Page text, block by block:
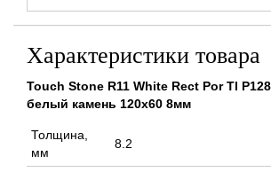
Характеристики товара
Touch Stone R11 White Rect Por Tl
белый камень 120x60 8мм
Толщина,
мм
8.2